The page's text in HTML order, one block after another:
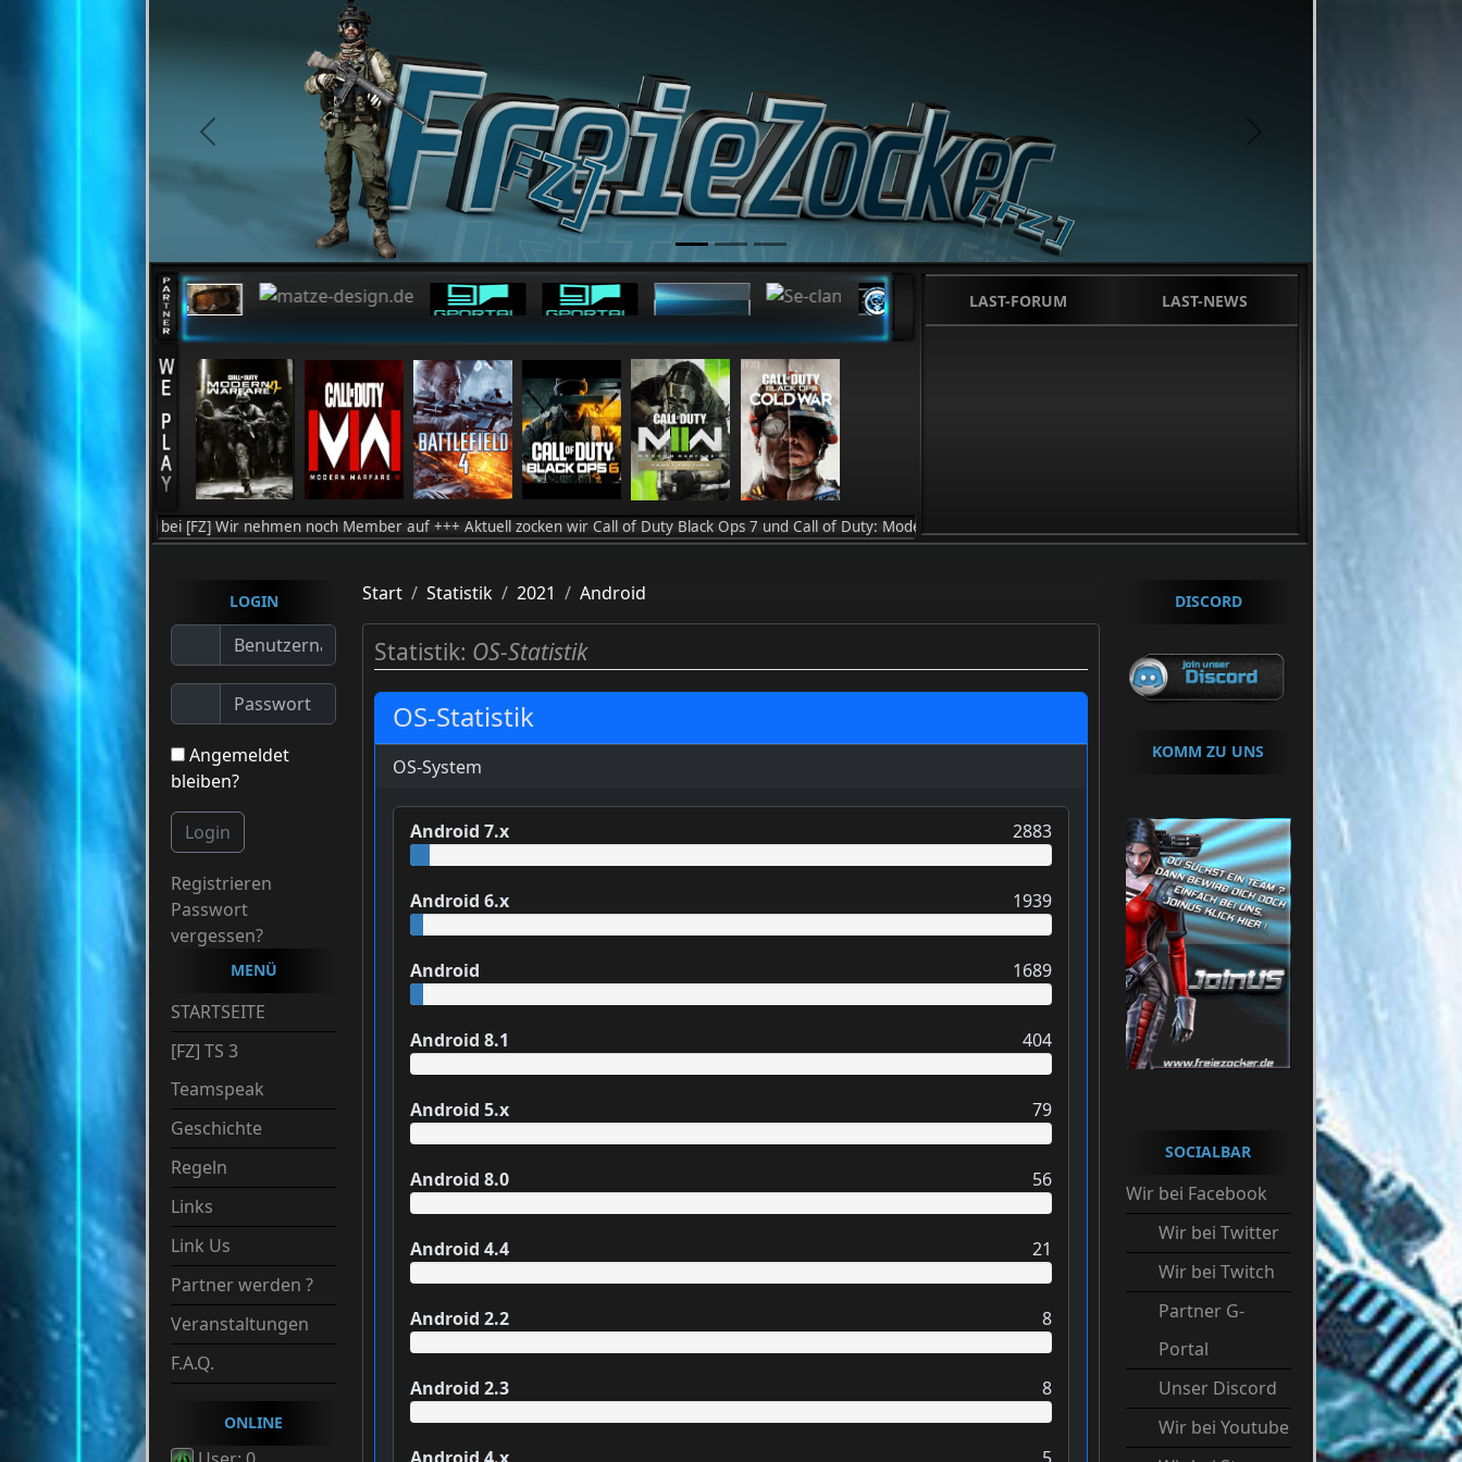
previous
LAST-FORUM LAST-NEWS
bei [FZ] Wir nehmen noch Member auf +++ Aktuell zocken wir Call of Duty Black Ops 7 und Call of Duty: Modern Warfare 4 / .+++ Um Beizutretten klicke »
LOGIN
Angemeldet
bleiben?
Login
Registrieren
Passwort
vergessen?
MENÜ
STARTSEITE
[FZ] TS 3
Teamspeak
Geschichte
Regeln
Links
Link Us
Partner werden ?
Veranstaltungen
F.A.Q.
ONLINE
Start Statistik 2021 Android
Statistik: OS-Statistik
OS-Statistik
OS-System
Android 7.x 2883
Android 6.x 1939
Android 1689
Android 8.1 404
Android 5.x 79
Android 8.0 56
Android 4.4 21
Android 2.2 8
Android 2.3 8
DISCORD
KOMM ZU UNS
SOCIALBAR
Wir bei Facebook
Wir bei Twitter
Wir bei Twitch
Partner G-
Portal
Unser Discord
Wir bei Youtube